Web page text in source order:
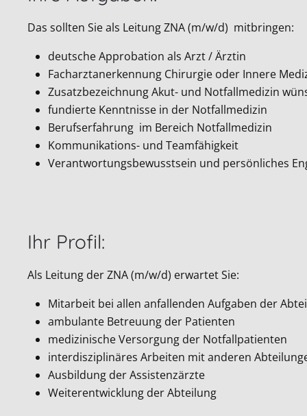
Das sollten Sie als Leitung ZNA (m/w/d) mitbringen:
deutsche Approbation als Arzt / Ärztin
Facharztanerkennung Chirurgie oder Innere
Zusatzbezeichnung Akut- und Notfallmedizin
fundierte Kenntnisse in der Notfallmedizin
Berufserfahrung im Bereich Notfallmedizin
Kommunikations- und Teamfähigkeit
Verantwortungsbewusstsein und persönliches
Ihr Profil:
Als Leitung der ZNA (m/w/d) erwartet Sie:
Mitarbeit bei allen anfallenden Aufgaben der
ambulante Betreuung der Patienten
medizinische Versorgung der Notfallpatienten
interdisziplinäres Arbeiten mit anderen
Ausbildung der Assistenzärzte
Weiterentwicklung der Abteilung